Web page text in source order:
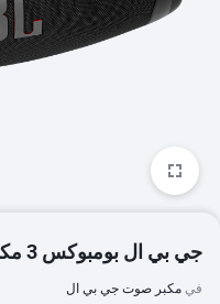
جي بي ال بومبوكس 3 مكبر الصوت المحمول
في مكبر صوت جي بي ال